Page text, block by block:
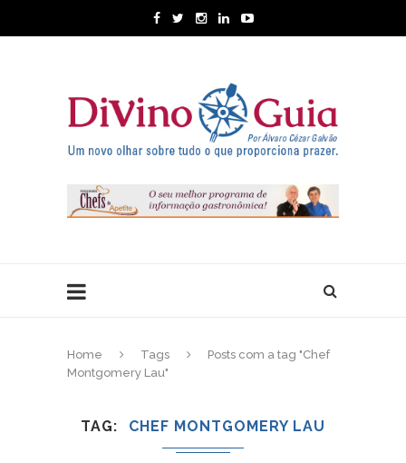
Home Tags
Posts com a tag "Chef
Montgomery Lau"
TAG CHEF MONTGOMERY LAU